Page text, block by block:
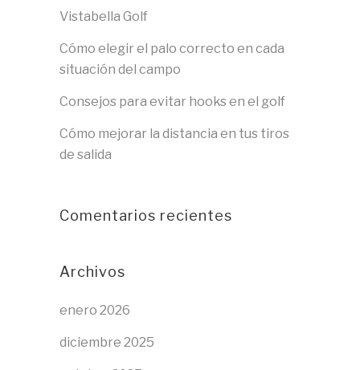
Vistabella Golf
Cómo elegir el palo correcto en cada
situación del campo
Consejos para evitar hooks en el golf
Cómo mejorar la distancia en tus tiros
de salida
Comentarios recientes
Archivos
enero 2026
diciembre 2025